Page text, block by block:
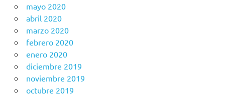
mayo 2020
abril 2020
marzo 2020
febrero 2020
enero 2020
diciembre 2019
noviembre 2019
octubre 2019